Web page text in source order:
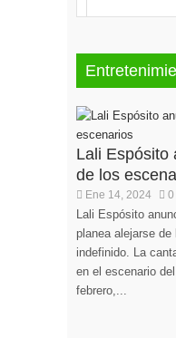
Lali Espósito
de los
Ene 14, 2024 0
Lali Espósito
planea alejarse
indefinido. La
en el escenario
febrero,...